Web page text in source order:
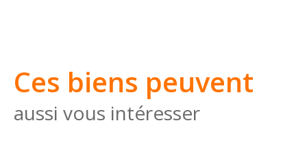
Ces biens peuvent
aussi vous intéresser